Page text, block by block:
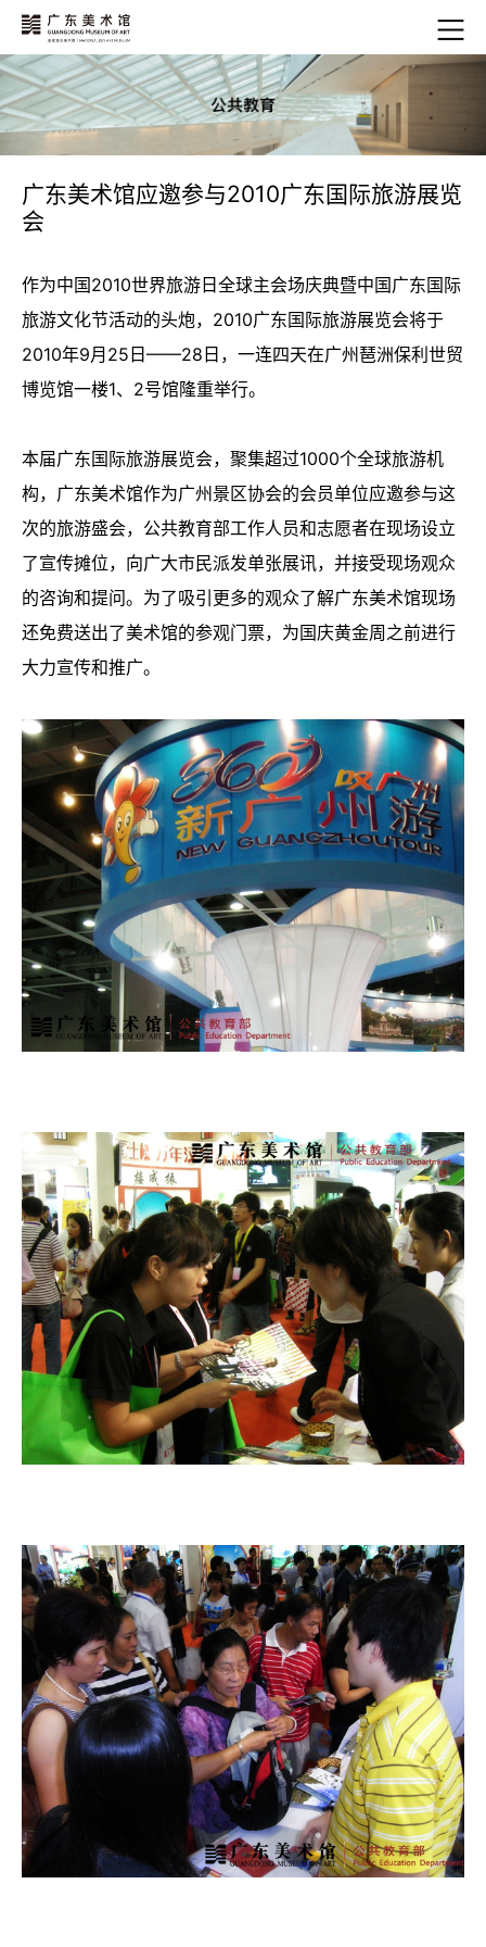
广东美术馆应邀参与2010广东国际旅游展览
会
作为中国2010世界旅游日全球主会场庆典暨中国广东国际
旅游文化节活动的头炮，2010广东国际旅游展览会将于
2010年9月25日——28日，一连四天在广州琶洲保利世贸
博览馆一楼1、2号馆隆重举行。
本届广东国际旅游展览会，聚集超过1000个全球旅游机
构，广东美术馆作为广州景区协会的会员单位应邀参与这
次的旅游盛会，公共教育部工作人员和志愿者在现场设立
了宣传摊位，向广大市民派发单张展讯，并接受现场观众
的咨询和提问。为了吸引更多的观众了解广东美术馆现场
还免费送出了美术馆的参观门票，为国庆黄金周之前进行
大力宣传和推广。